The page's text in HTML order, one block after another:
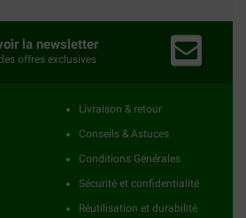
la newsletter
offres exclusives
Livraison & retour
Conseils & Astuces
Conditions Générales
Sécurité et confidentialité
Réutilisation et durabilité